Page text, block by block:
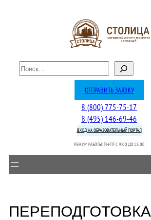
П
о
ОТПРАВИТЬ ЗАЯВКУ
8 (800) 775-75-17
8 (495) 146-69-46
ВХОД НА ОБРАЗОВАТЕЛЬНЫЙ ПОРТАЛ
РЕЖИМ РАБОТЫ: ПН-ПТ C 9.00 ДО 18.00
ПЕРЕПОДГОТОВКА